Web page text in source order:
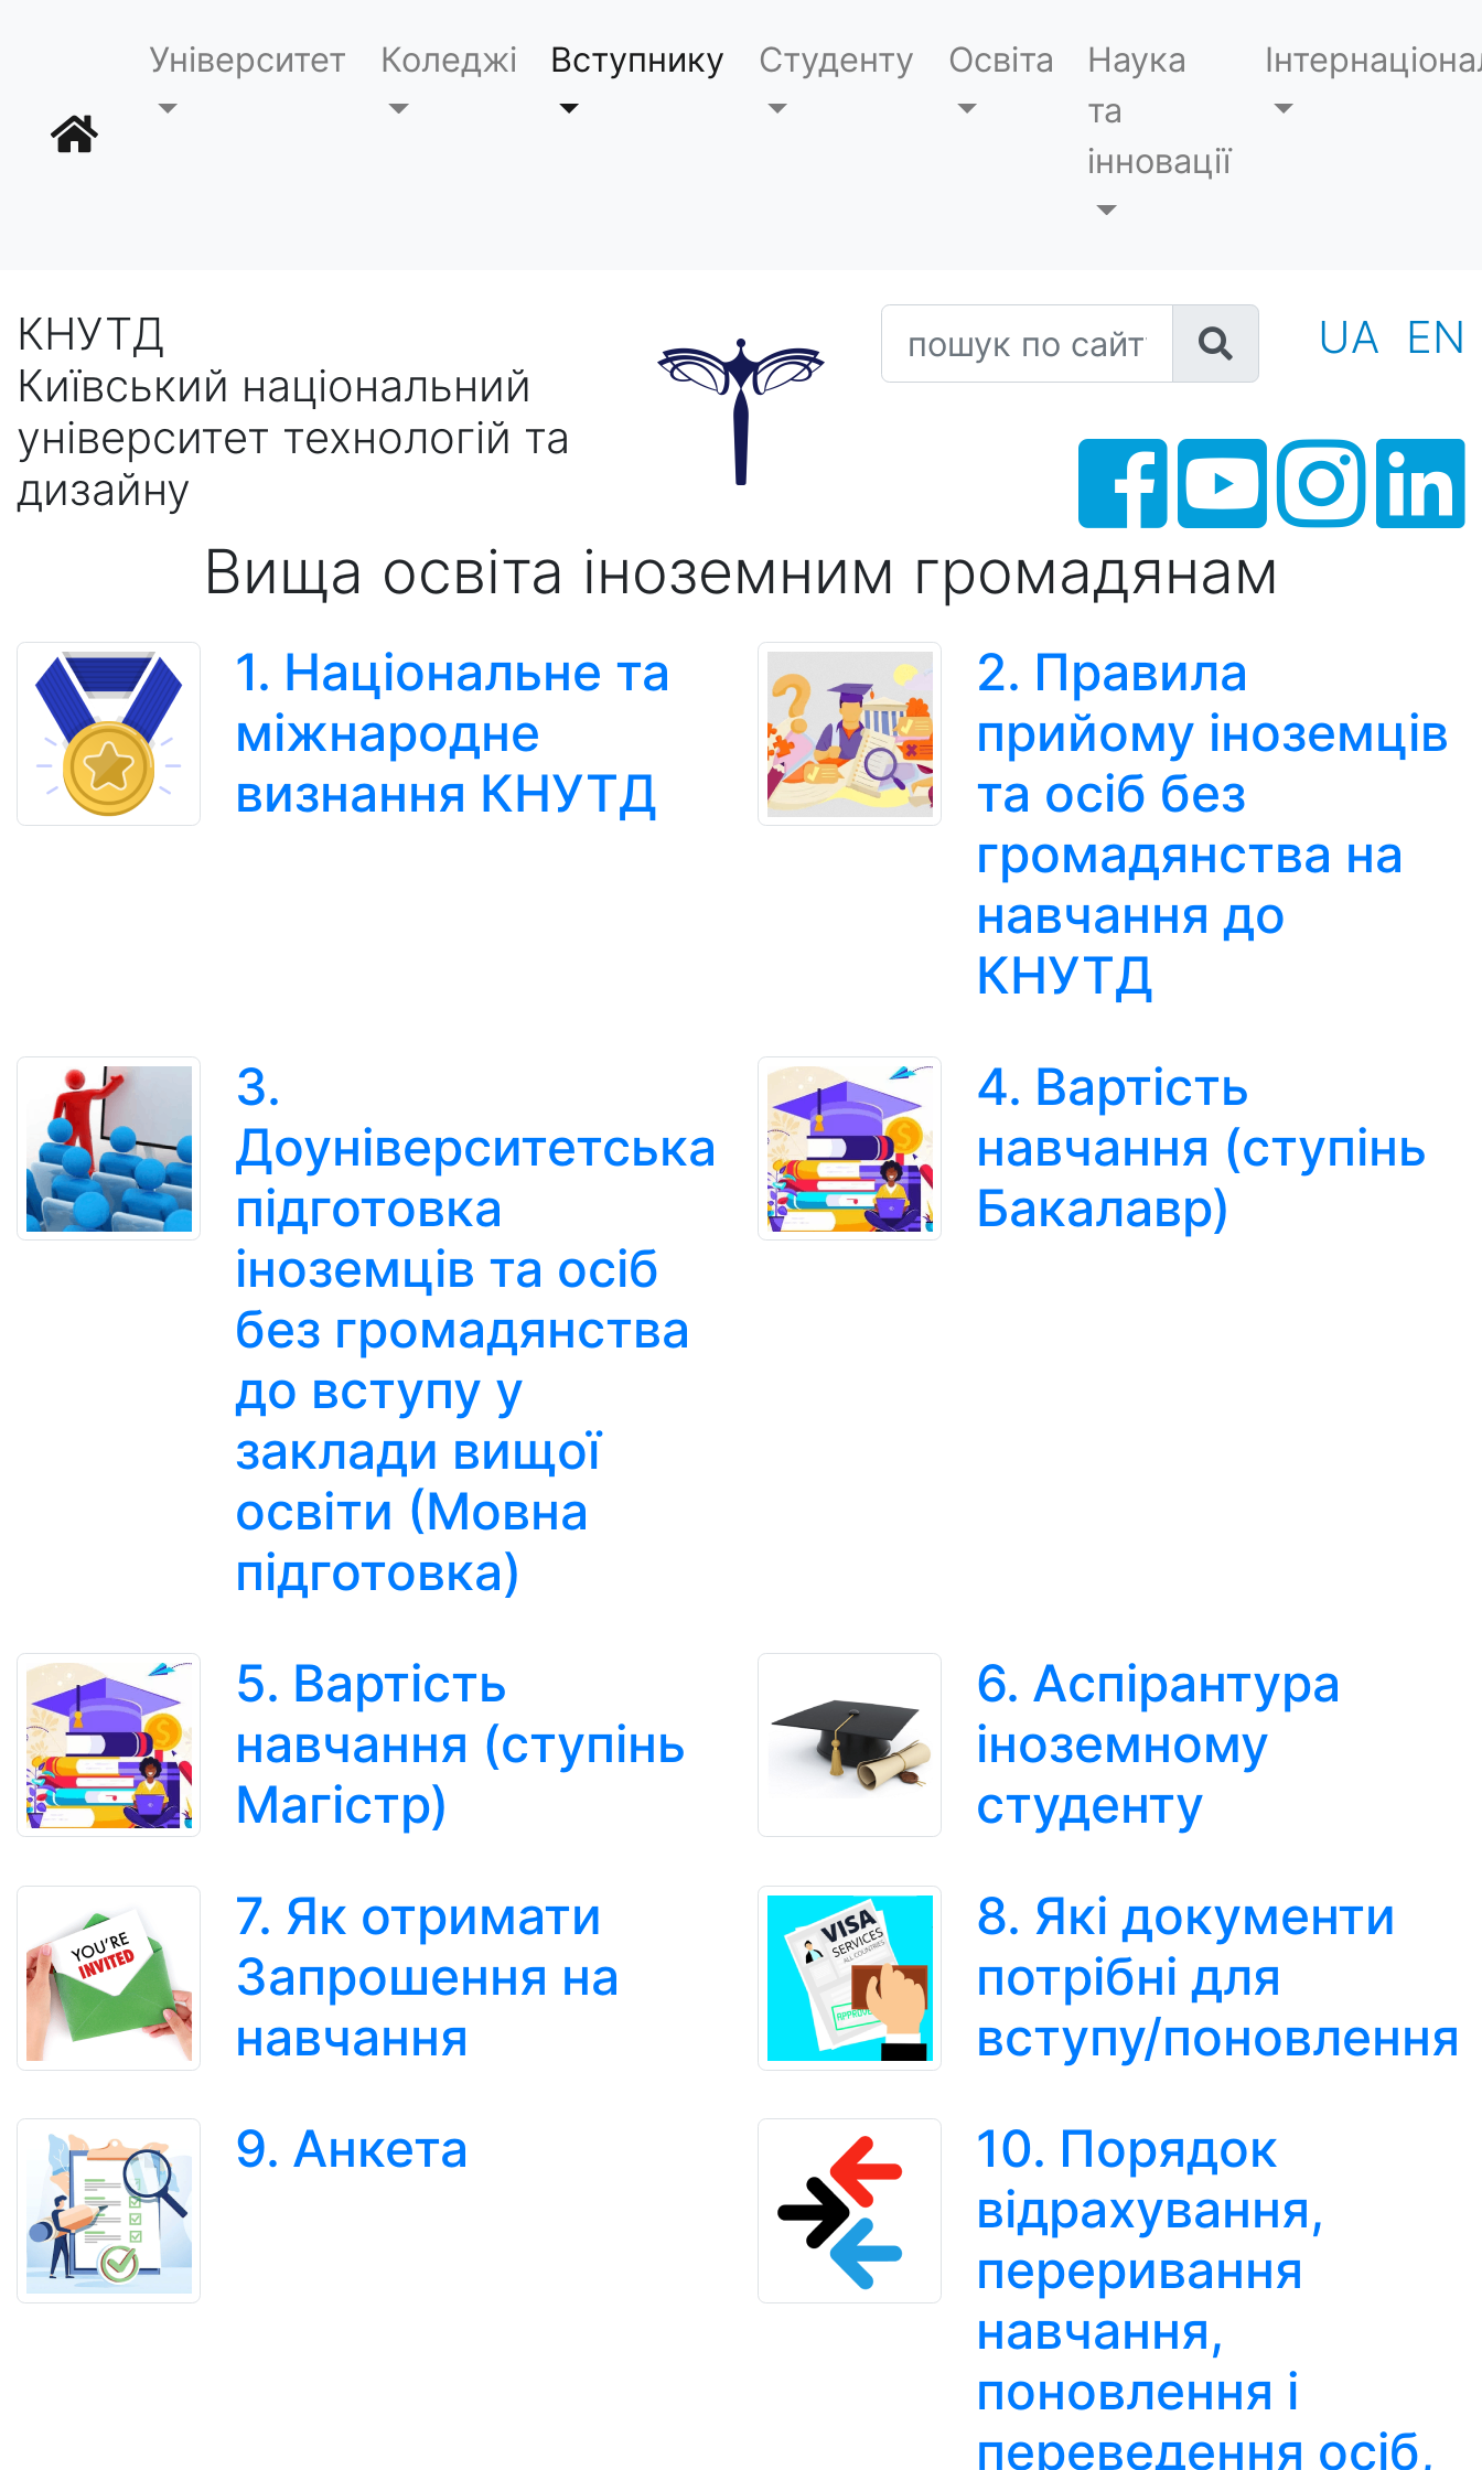
Університет Коледжі Вступнику Студенту Освіта
Наука
та
інновації
КНУТД
Київський національний
університет технологій та
дизайну
пошук по сайту UA EN
Вища освіта іноземним громадянам
1. Національне та
міжнародне
визнання КНУТД
2. Правила
прийому іноземців
та осіб без
громадянства на
навчання до
КНУТД
3.
Доуніверситетська
підготовка
іноземців та осіб
без громадянства
до вступу у
заклади вищої
освіти (Мовна
підготовка)
4. Вартість
навчання (ступінь
Бакалавр)
5. Вартість
навчання (ступінь
Магістр)
6. Аспірантура
іноземному
студенту
7. Як отримати
Запрошення на
навчання
8. Які документи
потрібні для
вступу/поновлення
9. Анкета
10. Порядок
відрахування,
переривання
навчання,
поновлення і
переведення осіб,